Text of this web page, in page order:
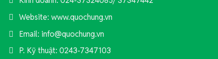
Website: www.quochung.vn
Email: info@quochung.vn
P. Kỹ thuật: 0243-7347103